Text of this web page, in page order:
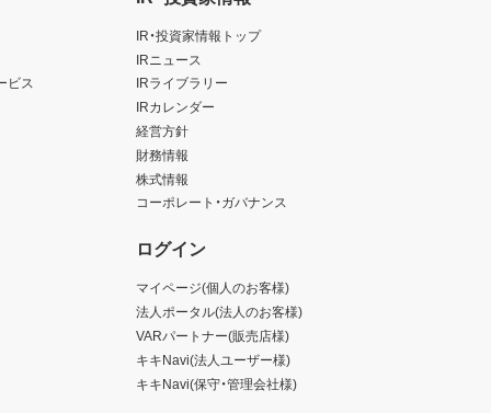
ビス
IR・投資家情報トップ
IRニュース
IRライブラリー
IRカレンダー
経営方針
財務情報
株式情報
コーポレート・ガバナンス
ログイン
マイページ(個人のお客様)
法人ポータル(法人のお客様)
VARパートナー(販売店様)
キキNavi(法人ユーザー様)
キキNavi(保守・管理会社様)